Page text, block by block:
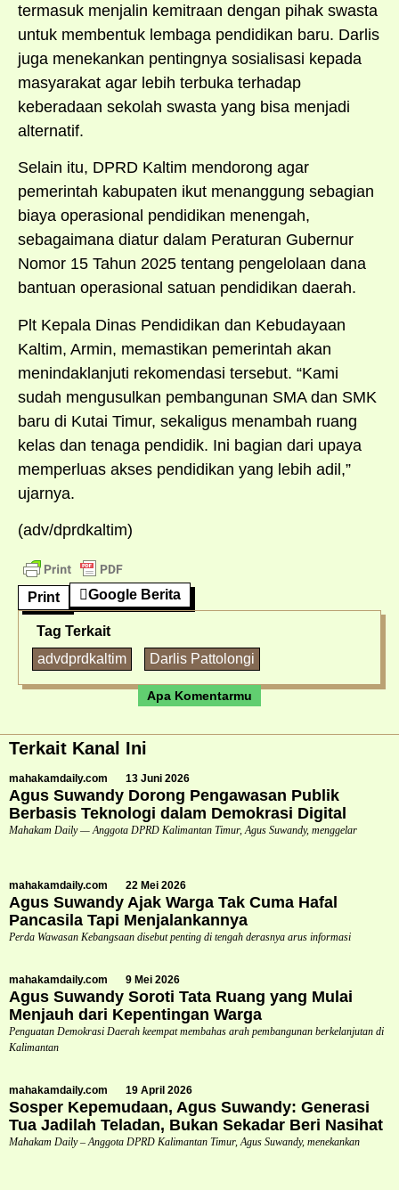
termasuk menjalin kemitraan dengan pihak swasta
untuk membentuk lembaga pendidikan baru. Darlis
juga menekankan pentingnya sosialisasi kepada
masyarakat agar lebih terbuka terhadap
keberadaan sekolah swasta yang bisa menjadi
alternatif.
Selain itu, DPRD Kaltim mendorong agar
pemerintah kabupaten ikut menanggung sebagian
biaya operasional pendidikan menengah,
sebagaimana diatur dalam Peraturan Gubernur
Nomor 15 Tahun 2025 tentang pengelolaan dana
bantuan operasional satuan pendidikan daerah.
Plt Kepala Dinas Pendidikan dan Kebudayaan
Kaltim, Armin, memastikan pemerintah akan
menindaklanjuti rekomendasi tersebut. “Kami
sudah mengusulkan pembangunan SMA dan SMK
baru di Kutai Timur, sekaligus menambah ruang
kelas dan tenaga pendidik. Ini bagian dari upaya
memperluas akses pendidikan yang lebih adil,”
ujarnya.
(adv/dprdkaltim)
Print Google Berita
Tag Terkait
advdprdkaltim
Darlis Pattolongi
Apa Komentarmu
Terkait Kanal Ini
mahakamdaily.com 13 Juni 2026
Agus Suwandy Dorong Pengawasan Publik
Berbasis Teknologi dalam Demokrasi Digital
Mahakam Daily — Anggota DPRD Kalimantan Timur, Agus Suwandy, menggelar
mahakamdaily.com 22 Mei 2026
Agus Suwandy Ajak Warga Tak Cuma Hafal
Pancasila Tapi Menjalankannya
Perda Wawasan Kebangsaan disebut penting di tengah derasnya arus informasi
mahakamdaily.com 9 Mei 2026
Agus Suwandy Soroti Tata Ruang yang Mulai
Menjauh dari Kepentingan Warga
Penguatan Demokrasi Daerah keempat membahas arah pembangunan berkelanjutan di
Kalimantan
mahakamdaily.com 19 April 2026
Sosper Kepemudaan, Agus Suwandy: Generasi
Tua Jadilah Teladan, Bukan Sekadar Beri Nasihat
Mahakam Daily – Anggota DPRD Kalimantan Timur, Agus Suwandy, menekankan